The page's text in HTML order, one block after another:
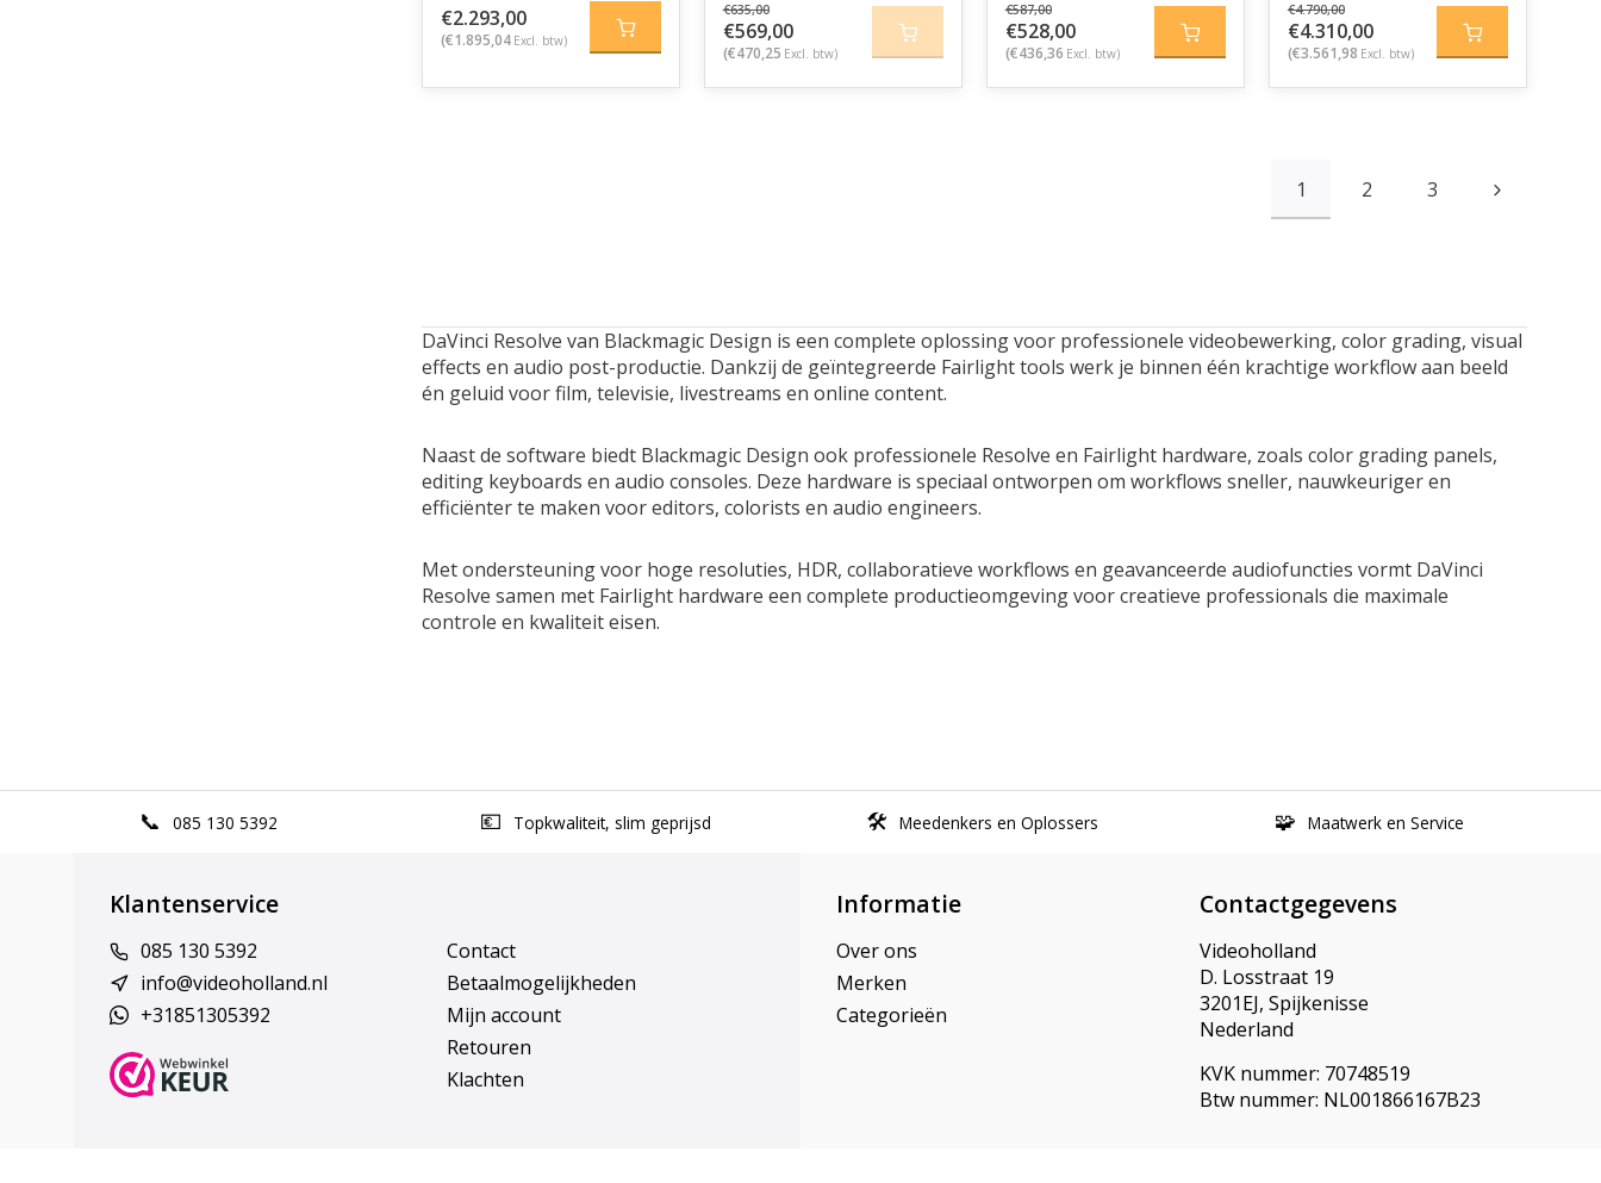
€2.293,00
(€1.895,04 Excl. btw)
€635,00
€569,00
(€470,25 Excl. btw)
€587,00
€528,00
(€436,36 Excl. btw)
€4.790,00
€4.310,00
(€3.561,98 Excl. btw)
1 2 3
DaVinci Resolve van Blackmagic Design is een complete oplossing voor professionele videobewerking, color grading, visual
effects en audio post-productie. Dankzij de geïntegreerde Fairlight tools werk je binnen één krachtige workflow aan beeld
én geluid voor film, televisie, livestreams en online content.
Naast de software biedt Blackmagic Design ook professionele Resolve en Fairlight hardware, zoals color grading panels,
editing keyboards en audio consoles. Deze hardware is speciaal ontworpen om workflows sneller, nauwkeuriger en
efficiënter te maken voor editors, colorists en audio engineers.
Met ondersteuning voor hoge resoluties, HDR, collaboratieve workflows en geavanceerde audiofuncties vormt DaVinci
Resolve samen met Fairlight hardware een complete productieomgeving voor creatieve professionals die maximale
controle en kwaliteit eisen.
085 130 5392 Topkwaliteit, slim geprijsd Meedenkers en Oplossers Maatwerk en Service
Klantenservice
085 130 5392
info@videoholland.nl
+31851305392
Contact
Betaalmogelijkheden
Mijn account
Retouren
Klachten
Informatie
Over ons
Merken
Categorieën
Contactgegevens
Videoholland
D. Losstraat 19
3201EJ, Spijkenisse
Nederland
KVK nummer: 70748519
Btw nummer: NL001866167B23